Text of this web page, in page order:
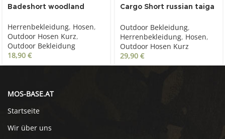
Badeshort woodland
Herrenbekleidung, Hosen,
Outdoor Hosen Kurz,
Outdoor Bekleidung
18,90 €
Cargo Short russian taiga
Outdoor Bekleidung,
Herrenbekleidung, Hosen,
Outdoor Hosen Kurz
29,90 €
MOS-BASE.AT
Startseite
Wir über uns